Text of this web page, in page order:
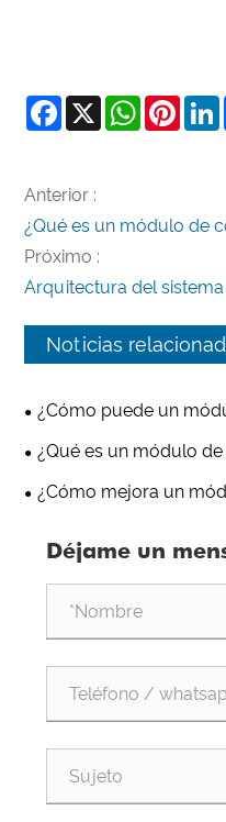
Facebook
X WhatsApp
Anterior :
¿Qué es un módulo de
Próximo :
Arquitectura del
Noticias
¿Cómo puede un
conectividad industrial?
¿Qué es un módulo
y por qué es esencial
¿Cómo mejora un
Déjame un